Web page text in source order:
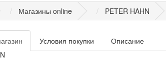
Магазины online PETER HAHN
Условия покупки
Описание